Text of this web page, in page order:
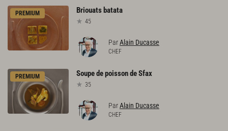
PREMIUM Briouats batata
45
ParAlain Ducasse
CHEF
PREMIUM SoupedepoissondeSfax
35
ParAlain Ducasse
CHEF